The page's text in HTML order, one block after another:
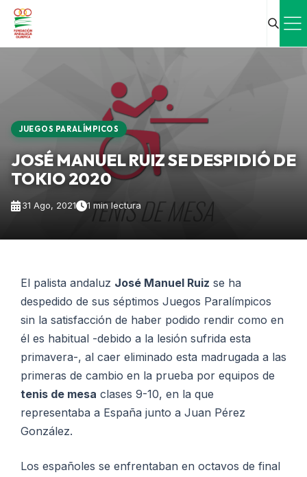
JUEGOS PARALÍMPICOS
JOSÉ MANUEL RUIZ SE DESPIDIÓ DE
TOKIO 2020
31 Ago, 2021 1 min lectura
El palista andaluz José Manuel Ruiz se ha
despedido de sus séptimos Juegos Paralímpicos
sin la satisfacción de haber podido rendir como en
él es habitual -debido a la lesión sufrida esta
primavera-, al caer eliminado esta madrugada a las
primeras de cambio en la prueba por equipos de
tenis de mesa clases 9-10, en la que
representaba a España junto a Juan Pérez
González.
Los españoles se enfrentaban en octavos de final